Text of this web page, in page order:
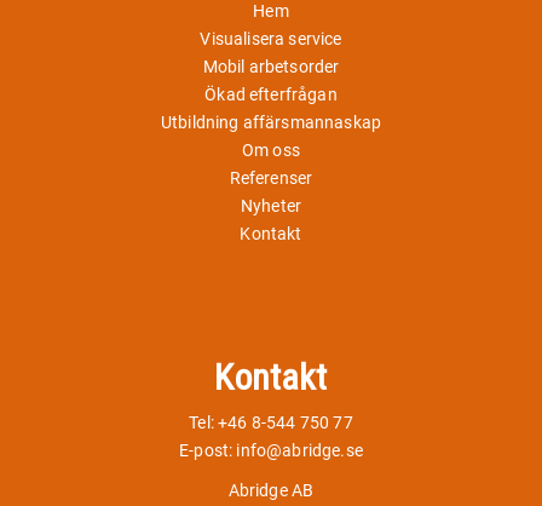
Hem
Visualisera service
Mobil arbetsorder
Ökad efterfrågan
Utbildning affärsmannaskap
Om oss
Referenser
Nyheter
Kontakt
Kontakt
Tel: +46 8-544 750 77
E-post: info@abridge.se
Abridge AB